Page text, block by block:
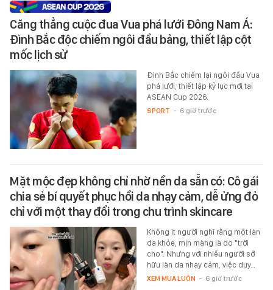
Căng thẳng cuộc đua Vua phá lưới Đông Nam Á:
Đình Bắc độc chiếm ngôi đầu bảng, thiết lập cột
mốc lịch sử
Đình Bắc chiếm lại ngôi đầu Vua
phá lưới, thiết lập kỷ lục mới tại
ASEAN Cup 2026.
SPORT - 6 giờ trước
Mặt mộc đẹp không chỉ nhờ nền da sẵn có: Cô gái
chia sẻ bí quyết phục hồi da nhạy cảm, dễ ửng đỏ
chỉ với một thay đổi trong chu trình skincare
Không ít người nghĩ rằng một làn
da khỏe, mịn màng là do "trời
cho". Nhưng với nhiều người sở
hữu làn da nhạy cảm, việc duy…
XEM MUA LUÔN - 6 giờ trước